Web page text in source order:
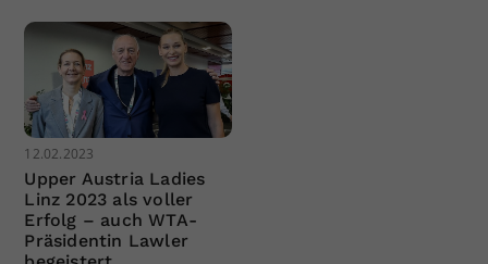
12.02.2023
Upper Austria Ladies
Linz 2023 als voller
Erfolg – auch WTA-
Präsidentin Lawler